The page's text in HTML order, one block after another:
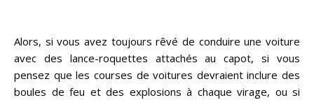
Alors, si vous avez toujours rêvé de conduire une voiture
avec des lance-roquettes attachés au capot, si vous
pensez que les courses de voitures devraient inclure des
boules de feu et des explosions à chaque virage, ou si